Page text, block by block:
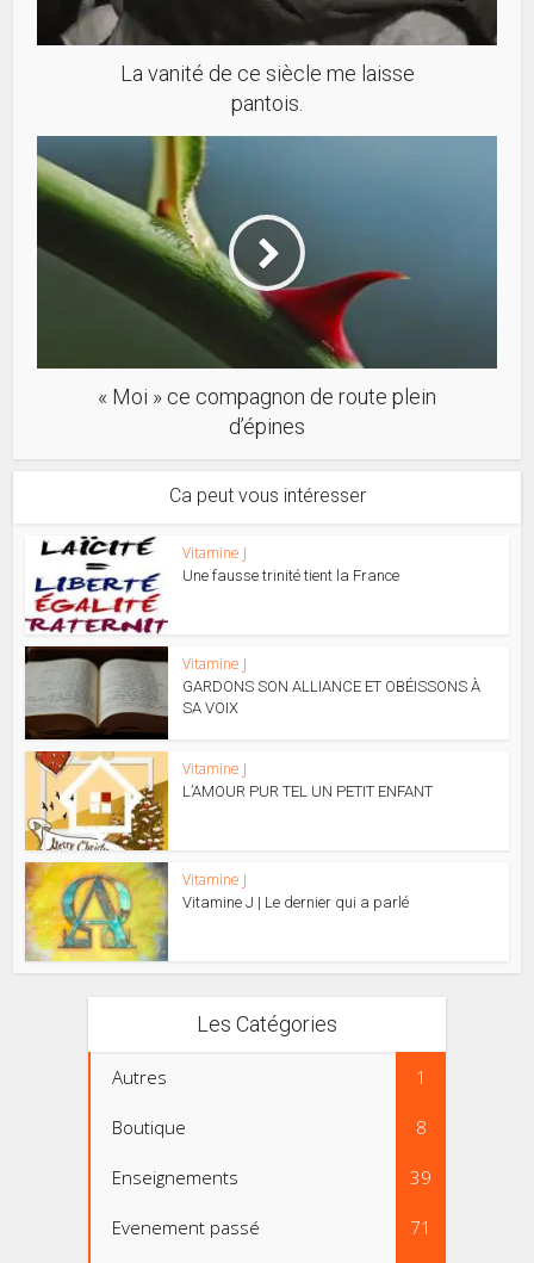
La vanité de ce siècle me laisse
pantois.
« Moi » ce compagnon de route plein
d’épines
Ca peut vous intéresser
Vitamine J
Une fausse trinité tient la France
Vitamine J
GARDONS SON ALLIANCE ET OBÉISSONS À
SA VOIX
Vitamine J
L’AMOUR PUR TEL UN PETIT ENFANT
Vitamine J
Vitamine J | Le dernier qui a parlé
Les Catégories
Autres 1
Boutique 8
Enseignements 39
Evenement passé 71